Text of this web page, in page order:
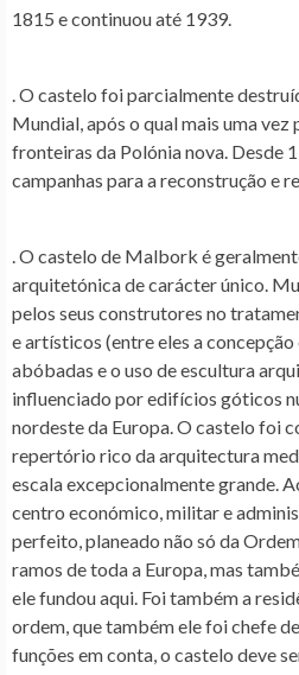
1815 e continuou até 1939.
. O castelo foi parcialmente
Mundial, após o qual mais uma vez
fronteiras da Polónia nova. Desde
campanhas para a reconstrução e
. O castelo de Malbork é
arquitetónica de carácter único.
pelos seus construtores no
e artísticos (entre eles a
abóbadas e o uso de escultura
influenciado por edifícios góticos
nordeste da Europa. O castelo foi
repertório rico da arquitectura
escala excepcionalmente grande.
centro económico, militar e
perfeito, planeado não só da
ramos de toda a Europa, mas
ele fundou aqui. Foi também a
ordem, que também ele foi chefe
funções em conta, o castelo deve